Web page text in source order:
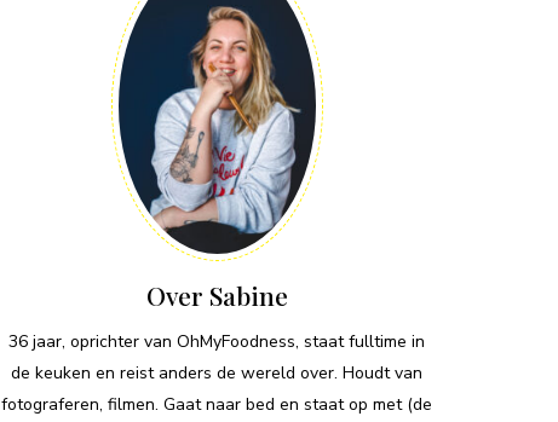
Over Sabine
36 jaar, oprichter van OhMyFoodness, staat fulltime in
de keuken en reist anders de wereld over. Houdt van
fotograferen, filmen. Gaat naar bed en staat op met (de